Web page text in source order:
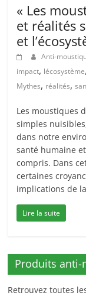
« Les
et réalités
et
Anti-
impact, lécosystème,
Mythes, réalités,
Les moustiques
simples
dans notre
santé humaine
compris. Dans
certaines
implications de
Lire la suite
Produits anti-
Retrouvez toutes